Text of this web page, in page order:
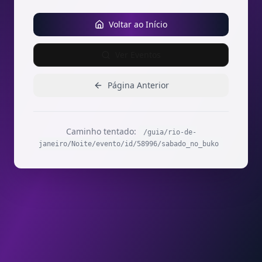
Voltar ao Início
Página Anterior
Caminho tentado:
/guia/rio-de-
janeiro/Noite/evento/id/58996/sabado_no_buko